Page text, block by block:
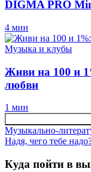
DIGMA PRO
4 мин
Музыка и клубы
Живи на 100 и
любви
1 мин
Музыкально-
Надя, чего тебе
Куда пойти в